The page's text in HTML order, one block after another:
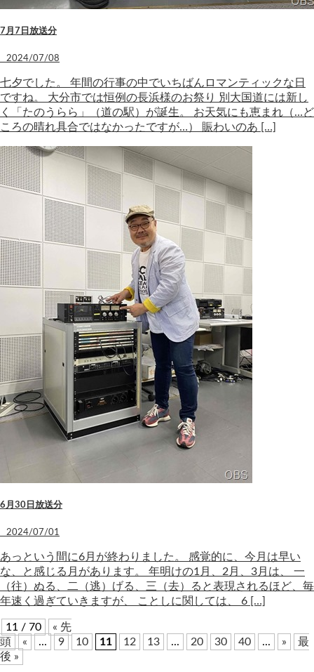
7月7日放送分
2024/07/08
七夕でした。 年間の行事の中でいちばんロマンティックな日
ですね。 大分市では恒例の長浜様のお祭り 別大国道には新し
く「たのうらら」（道の駅）が誕生。 お天気にも恵まれ（…ど
ころの晴れ具合ではなかったですが…） 賑わいのあ […]
6月30日放送分
2024/07/01
あっという間に6月が終わりました。 感覚的に、今月は早い
な、と感じる月があります。 年明けの1月、2月、3月は、 一
（往）ぬる、二（逃）げる、三（去）ると表現されるほど、毎
年速く過ぎていきますが、 ことしに関しては、 6 […]
11 / 70
« 先
頭
« ... 9 10 11 12 13 ... 20 30 40 ... »
最
後 »